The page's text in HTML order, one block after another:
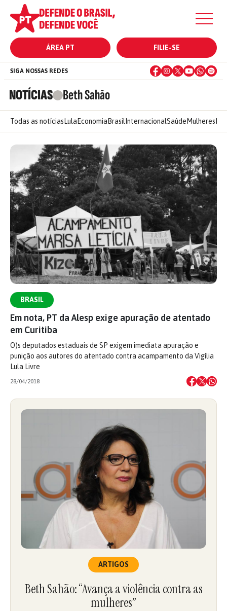
ÁREA PT FILIE-SE
NOTÍCIAS Beth Sahão
SIGA NOSSAS REDES
Todas as notícias Lula Economia Brasil InternacionalSaúde Mulheres
BRASIL
Em nota, PT da Alesp exige apuração de atentado
em Curitiba
O)s deputados estaduais de SP exigem imediata apuração e
punição aos autores do atentado contra acampamento da Vigília
Lula Livre
28/04/2018
ARTIGOS
Beth Sahão: “Avança a violência contra as
mulheres”